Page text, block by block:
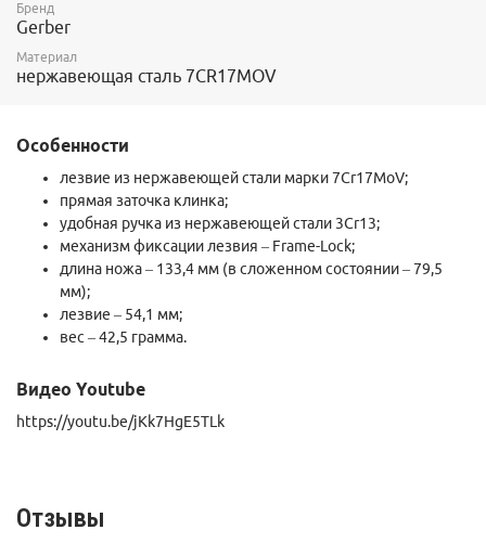
Lock, что позволяет предотвратить внезапное закрытие ножа и
уберечь руки от порезов.
Общая длина ножа в рабочем состоянии немного превышает
13 см, в сложенном виде размер уменьшается на 40%.
Удобная в использовании рукоятка изготовлена из
На рукоятке также присутствует крепкая клипса, которая
позволяет прикрепить нож к ремню или на рюкзак, что
обеспечит удобную транспортировку и предотвратит потерю
ножа.
Модель выпускается в блистере.
Бренд
Gerber
Материал
нержавеющая сталь 7CR17MOV
Особенности
лезвие из нержавеющей стали марки 7Cr17MoV;
прямая заточка клинка;
удобная ручка из нержавеющей стали 3Cr13;
механизм фиксации лезвия – Frame-Lock;
длина ножа – 133,4 мм (в сложенном состоянии – 79,5
мм);
лезвие – 54,1 мм;
вес – 42,5 грамма.
Видео Youtube
https://youtu.be/jKk7HgE5TLk
Отзывы